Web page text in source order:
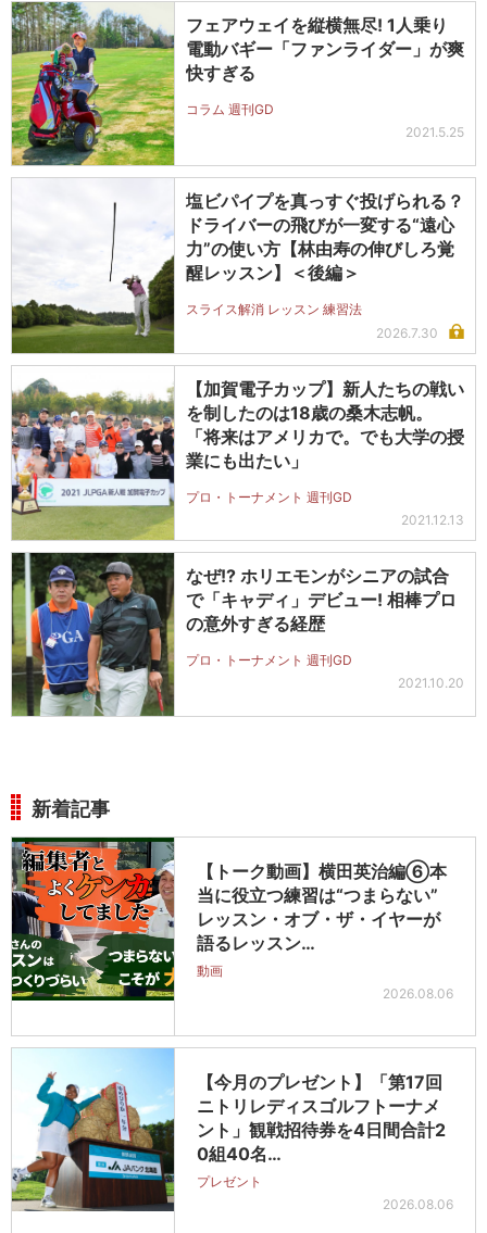
フェアウェイを縦横無尽! 1人乗り
電動バギー「ファンライダー」が爽
快すぎる
コラム 週刊GD
2021.5.25
塩ビパイプを真っすぐ投げられる？
ドライバーの飛びが一変する“遠心
力”の使い方【林由寿の伸びしろ覚
醒レッスン】＜後編＞
スライス解消 レッスン 練習法
2026.7.30
【加賀電子カップ】新人たちの戦い
を制したのは18歳の桑木志帆。
「将来はアメリカで。でも大学の授
業にも出たい」
プロ・トーナメント 週刊GD
2021.12.13
なぜ!? ホリエモンがシニアの試合
で「キャディ」デビュー! 相棒プロ
の意外すぎる経歴
プロ・トーナメント 週刊GD
2021.10.20
新着記事
【トーク動画】横田英治編⑥本
当に役立つ練習は“つまらない”
レッスン・オブ・ザ・イヤーが
語るレッスン…
動画
2026.08.06
【今月のプレゼント】「第17回
ニトリレディスゴルフトーナメ
ント」観戦招待券を4日間合計2
0組40名…
プレゼント
2026.08.06